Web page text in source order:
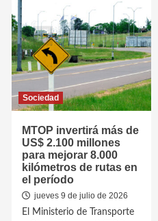
Sociedad
MTOP invertirá más de
US$ 2.100 millones
para mejorar 8.000
kilómetros de rutas en
el período
jueves 9 de julio de 2026
El Ministerio de Transporte